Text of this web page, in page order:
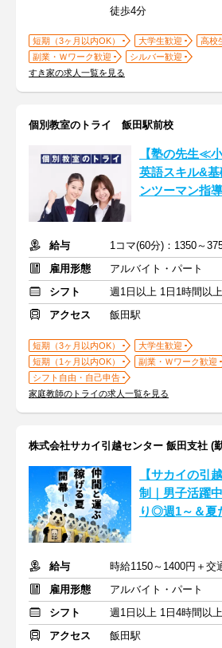
徒歩4分
短期（3ヶ月以内OK） 大学生歓迎
高校
副業・Ｗワーク歓迎
シルバー歓迎
すき家の求人一覧を見る
個別教室のトライ 飯田駅前校
【塾の先生≪
英語スキル&
ンツーマン指
給与
1コマ(60分)：1350～
雇用形態
アルバイト・パート
シフト
週1日以上 1日1時間以上
アクセス
飯田駅
短期（3ヶ月以内OK）
大学生歓迎
短期（1ヶ月以内OK）
副業・Ｗワーク歓迎
シフト自由・自己申告
家庭教師のトライの求人一覧を見る
株式会社サカイ引越センター 飯田支社 (
【サカイの引
制｜男子活躍
り◎週1～＆夏
給与
時給1150～1400円＋交
雇用形態
アルバイト・パート
シフト
週1日以上 1日4時間以上
アクセス
飯田駅